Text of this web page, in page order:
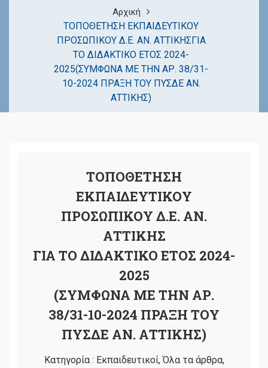
Αρχική
ΤΟΠΟΘΕΤΗΣΗ ΕΚΠΑΙΔΕΥΤΙΚΟΥ
ΠΡΟΣΩΠΙΚΟΥ Δ.Ε. ΑΝ. ΑΤΤΙΚΗΣΓΙΑ
ΤΟ ΔΙΔΑΚΤΙΚΟ ΕΤΟΣ 2024-
2025(ΣΥΜΦΩΝΑ ΜΕ ΤΗΝ ΑΡ. 38/31-
10-2024 ΠΡΑΞΗ ΤΟΥ ΠΥΣΔΕ ΑΝ.
ΑΤΤΙΚΗΣ)
ΤΟΠΟΘΕΤΗΣΗ
ΕΚΠΑΙΔΕΥΤΙΚΟΥ
ΠΡΟΣΩΠΙΚΟΥ Δ.Ε. ΑΝ.
ΑΤΤΙΚΗΣ
ΓΙΑ ΤΟ ΔΙΔΑΚΤΙΚΟ ΕΤΟΣ 2024-
2025
(ΣΥΜΦΩΝΑ ΜΕ ΤΗΝ ΑΡ.
38/31-10-2024 ΠΡΑΞΗ ΤΟΥ
ΠΥΣΔΕ ΑΝ. ΑΤΤΙΚΗΣ)
Κατηγορία : Εκπαιδευτικοί,Όλα τα άρθρα,